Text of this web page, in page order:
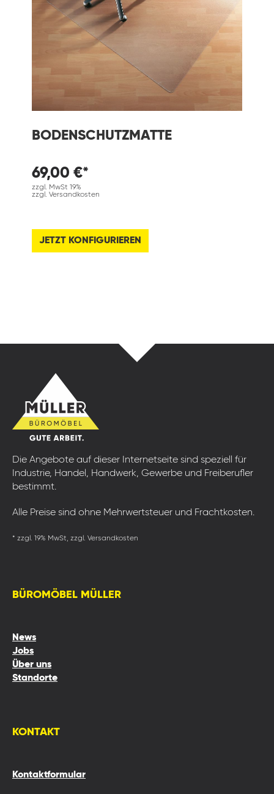
BODENSCHUTZMATTE
69,00 €*
zzgl. MwSt 19%
zzgl. Versandkosten
JETZT KONFIGURIEREN
Die Angebote auf dieser Internetseite sind speziell für
Industrie, Handel, Handwerk, Gewerbe und Freiberufler
bestimmt.
Alle Preise sind ohne Mehrwertsteuer und Frachtkosten.
* zzgl. 19% MwSt, zzgl. Versandkosten
BÜROMÖBEL MÜLLER
News
Jobs
Über uns
Standorte
KONTAKT
Kontaktformular